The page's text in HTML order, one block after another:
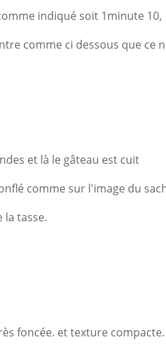
indiqué soit 1minute 10,
comme ci dessous que ce
et là le gâteau est cuit
comme sur l'image du
la tasse.
foncée. et texture compacte.